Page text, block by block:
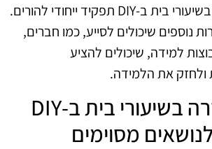
רבים רואים בעזרה בשיעורי בית ב-DIY תפקיד ייחודי להורים.
נוספים שיכולים לסייע, כמו חברים,
למידה, שיכולים להציע
ולחזק את הלמידה.
מיתוס 6: עזרה בשיעורי בית ב-DIY
מסוימים